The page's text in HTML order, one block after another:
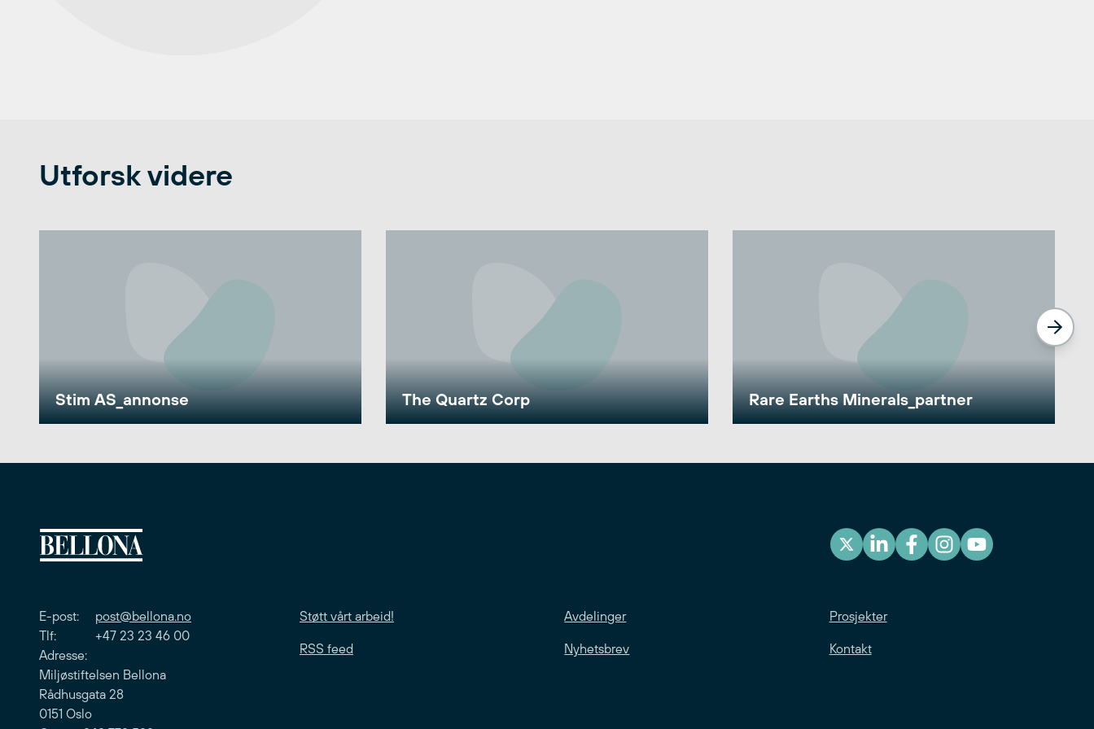
Utforsk videre
Stim AS_annonse The Quartz Corp Rare Earths Minerals_partner
E-post: post@bellona.no
Tlf: +47 23 23 46 00
Adresse:
Miljøstiftelsen Bellona
Rådhusgata 28
0151 Oslo
Støtt vårt arbeid! Avdelinger Prosjekter
RSS feed Nyhetsbrev Kontakt